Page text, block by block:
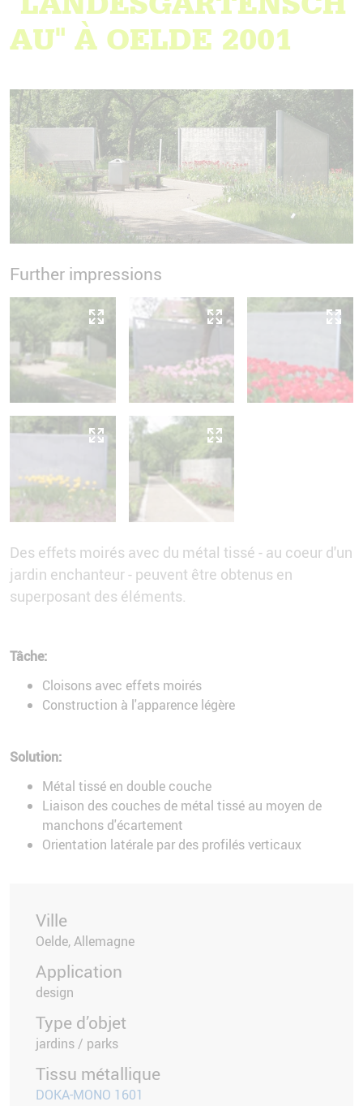
AU" À OELDE 2001
Further impressions
Des effets moirés avec du métal tissé - au coeur d'un
jardin enchanteur - peuvent être obtenus en
superposant des éléments.
Tâche:
Cloisons avec effets moirés
Construction à l'apparence légère
Solution:
Métal tissé en double couche
Liaison des couches de métal tissé au moyen de
manchons d'écartement
Orientation latérale par des profilés verticaux
Ville
Oelde, Allemagne
Application
design
Type d’objet
jardins / parks
Tissu métallique
DOKA-MONO 1601